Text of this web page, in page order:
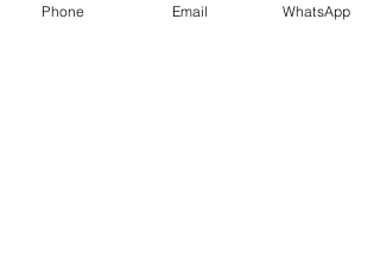
Phone Email WhatsApp